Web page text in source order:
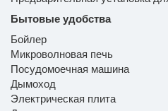
Бытовые удобства
Бойлер
Микроволновая печь
Посудомоечная машина
Дымоход
Электрическая плита